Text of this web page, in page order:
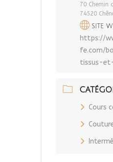
70 Chemin
74520
SITE
https://
fe.com/
tissus-
Cours